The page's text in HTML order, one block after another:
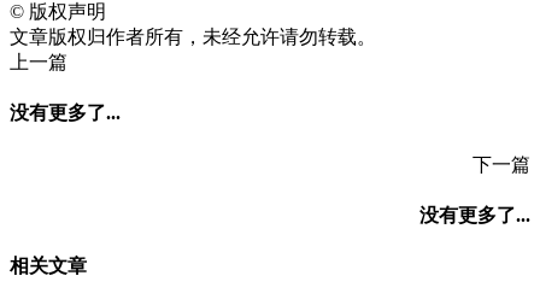
© 版权声明
文章版权归作者所有，未经允许请勿转载。
上一篇
没有更多了...
下一篇
没有更多了...
相关文章